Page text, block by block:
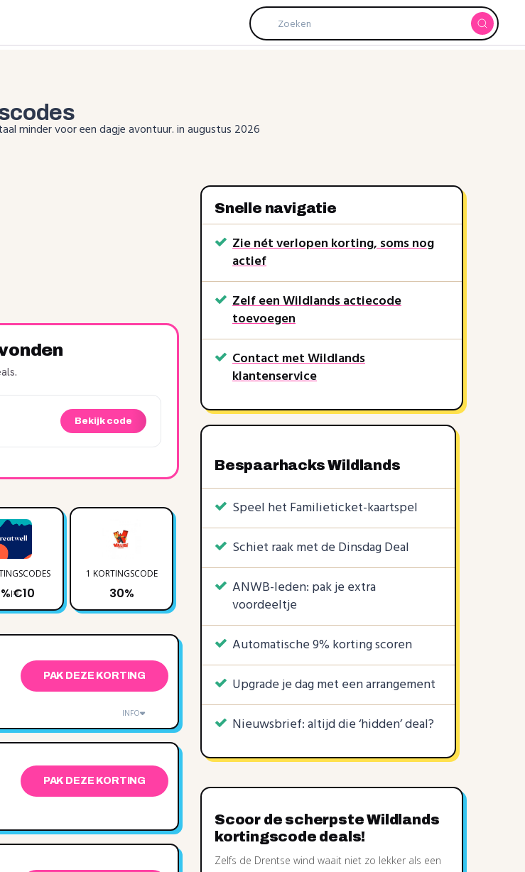
minder voor een dagje avontuur. in augustus 2026
Bekijk code
|€10
1 KORTINGSCODE
30% €10 15%
PAK DEZE KORTING
INFO
PAK DEZE KORTING
Snelle navigatie
Zie nét verlopen korting, soms nog
actief
Zelf een Wildlands actiecode
toevoegen
Contact met Wildlands
klantenservice
Bespaarhacks Wildlands
Speel het Familieticket-kaartspel
Schiet raak met de Dinsdag Deal
ANWB-leden: pak je extra
voordeeltje
Automatische 9% korting scoren
Upgrade je dag met een arrangement
Nieuwsbrief: altijd die ‘hidden’ deal?
Scoor de scherpste Wildlands
kortingscode deals!
Zelfs de Drentse wind waait niet zo lekker als een